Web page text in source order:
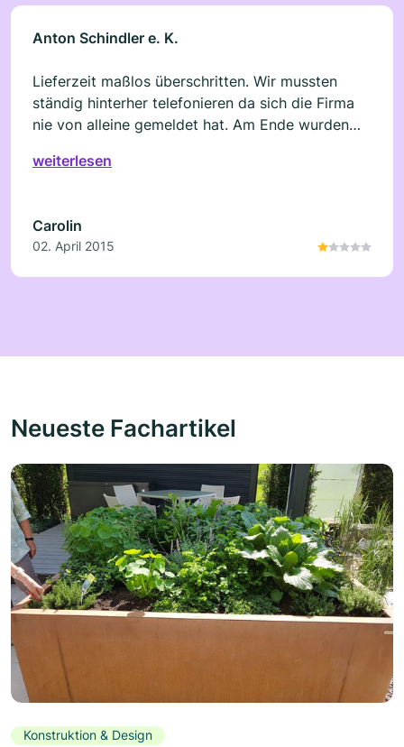
reibungslos. Preislich gesehen war auch alles in
Anton Schindler e. K.
Lieferzeit maßlos überschritten. Wir mussten
ständig hinterher telefonieren da sich die Firma
nie von alleine gemeldet hat. Am Ende wurden
behandelt. Fragen wurden keine beantwortet und
empfehlen!
weiterlesen
Carolin
02. April 2015
Neueste Fachartikel
Konstruktion & Design